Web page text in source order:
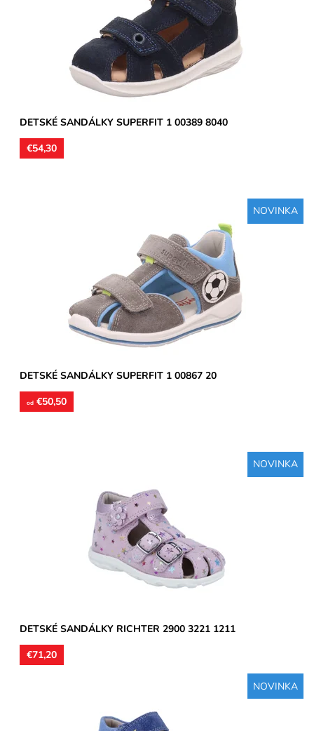
Superfit
2 roky
DETSKÉ SANDÁLKY SUPERFIT 1 00389 8040
€54,30
NOVINKA
Zvršok koža, okolo päty textil, vnútorné podšívky aj stielky
kožené. Sandále vhodné na užšie a stredne široké...
Superfit
2 roky
DETSKÉ SANDÁLKY SUPERFIT 1 00867 20
od €50,50
NOVINKA
Zvršok koža, vnútorné podšívky aj stielky kožené. Sandálky
vhodné na stredne široké a široké chodidlá, môžu byť aj s...
Skladom
Richter
2 roky
DETSKÉ SANDÁLKY RICHTER 2900 3221 1211
€71,20
NOVINKA
Zvršok usňová koža, vnútorné podšívky aj stielky kožené.
Sandálky vhodné na stredne široké a široké chodidlá, môžu...